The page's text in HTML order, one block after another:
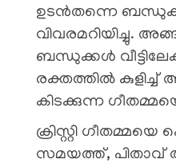
ഉടൻതന്നെ
വിവരമറിയിച്ചു.
ബന്ധുക്കൾ
രക്തത്തിൽ
കിടക്കുന്ന
ക്രിസ്റ്റി
സമയത്ത്, പിതാവ്